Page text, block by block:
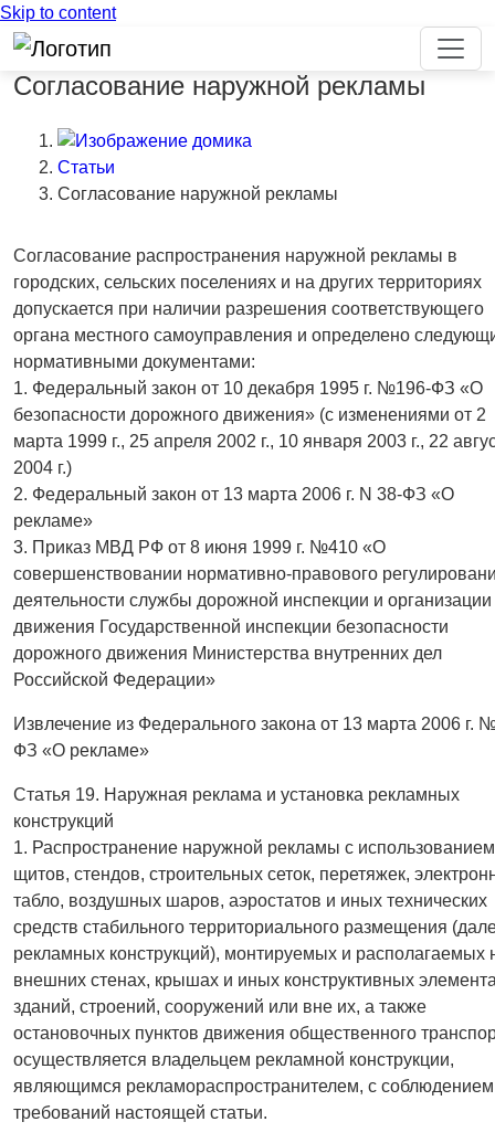
Skip to content
Согласование наружной рекламы
Статьи
Согласование наружной рекламы
Согласование распространения наружной рекламы в
городских, сельских поселениях и на других территориях
допускается при наличии разрешения соответствующего
органа местного самоуправления и определено
нормативными документами:
1. Федеральный закон от 10 декабря 1995 г. №196-ФЗ «О
безопасности дорожного движения» (с изменениями от 2
марта 1999 г., 25 апреля 2002 г., 10 января 2003 г., 22
2004 г.)
2. Федеральный закон от 13 марта 2006 г. N 38-ФЗ «О
рекламе»
3. Приказ МВД РФ от 8 июня 1999 г. №410 «О
совершенствовании нормативно-правового
деятельности службы дорожной инспекции и организации
движения Государственной инспекции безопасности
дорожного движения Министерства внутренних дел
Российской Федерации»
Извлечение из Федерального закона от 13 марта 2006 г.
ФЗ «О рекламе»
Статья 19. Наружная реклама и установка рекламных
конструкций
1. Распространение наружной рекламы с использованием
щитов, стендов, строительных сеток, перетяжек,
табло, воздушных шаров, аэростатов и иных технических
средств стабильного территориального размещения
рекламных конструкций), монтируемых и располагаемых
внешних стенах, крышах и иных конструктивных
зданий, строений, сооружений или вне их, а также
остановочных пунктов движения общественного
осуществляется владельцем рекламной конструкции,
являющимся рекламораспространителем, с соблюдением
требований настоящей статьи.